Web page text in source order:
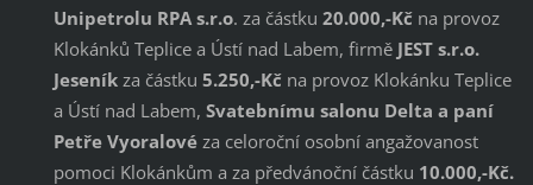
Unipetrolu RPA s.r.o. za částku 20.000,-Kč na provoz
Klokánků Teplice a Ústí nad Labem, firmě JEST s.r.o.
Jeseník za částku 5.250,-Kč na provoz Klokánku Teplice
a Ústí nad Labem, Svatebnímu salonu Delta a paní
Petře Vyoralovéza celoroční osobní angažovanost
pomoci Klokánkům a za předvánoční částku 10.000,-Kč.